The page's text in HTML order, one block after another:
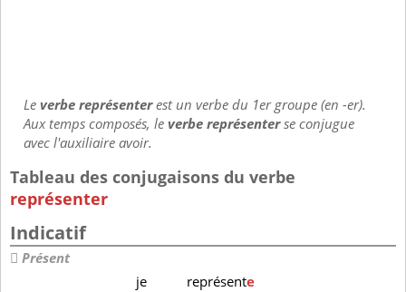
Leverbe représenterest un verbe du 1er groupe (en -er).
Aux temps composés, leverbe représenterse conjugue
avec l'auxiliaire avoir.
Tableau des conjugaisons du verbe
représenter
Indicatif
Présent
je
représente